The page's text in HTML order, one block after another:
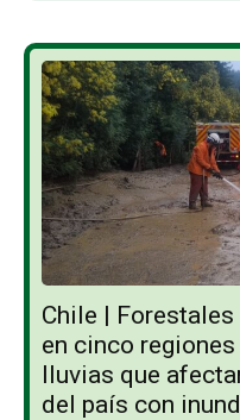
Chile |
en cinco
lluvias que
del país con